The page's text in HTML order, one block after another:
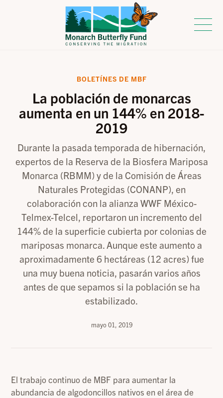
BOLETÍNES DE MBF
La población de monarcas
aumenta en un 144% en 2018-
2019
Durante la pasada temporada de hibernación,
expertos de la Reserva de la Biosfera Mariposa
Monarca (RBMM) y de la Comisión de Áreas
Naturales Protegidas (CONANP), en
colaboración con la alianza WWF México-
Telmex-Telcel, reportaron un incremento del
144% de la superficie cubierta por colonias de
mariposas monarca. Aunque este aumento a
aproximadamente 6 hectáreas (12 acres) fue
una muy buena noticia, pasarán varios años
antes de que sepamos si la población se ha
estabilizado.
mayo 01, 2019
El trabajo continuo de MBF para aumentar la
abundancia de algodoncillos nativos en el área de